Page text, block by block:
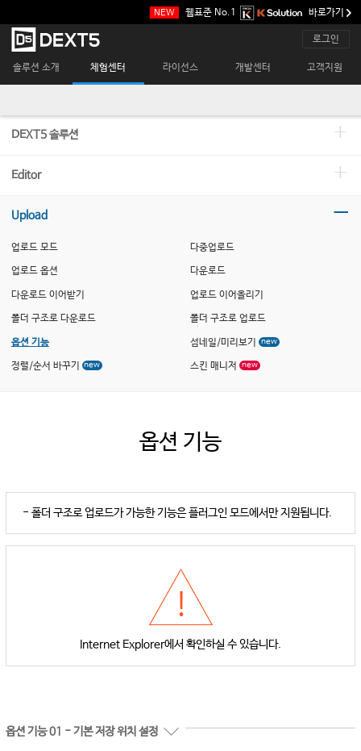
메
뉴
솔루션 소개 체험센터 라이선스 개발센터 고객지원
로그인
NEW 웹표준 No.1 바로가기
DEXT5 솔루션
Editor
Upload
업로드 모드 다중업로드
업로드 옵션 다운로드
다운로드 이어받기 업로드 이어올리기
폴더 구조로 다운로드 폴더 구조로 업로드
옵션 기능 섬네일/미리보기 new
정렬/순서 바꾸기 new 스킨 매니저 new
옵션 기능
- 폴더 구조로 업로드가 가능한 기능은 플러그인 모드에서만 지원됩니다.
Internet Explorer에서 확인하실 수 있습니다.
옵션 기능 01 - 기본 저장 위치 설정